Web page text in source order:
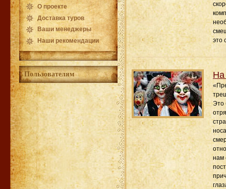
О проекте
Доставка туров
Ваши менеджеры
Наши рекомендации
Пользователям
это
На
Это
нам